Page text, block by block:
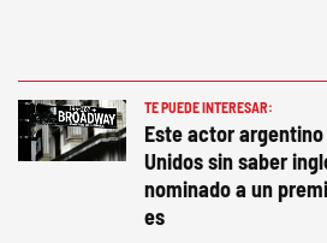
TE PUEDE INTERESAR:
Este actor
Unidos sin saber
nominado a un
es